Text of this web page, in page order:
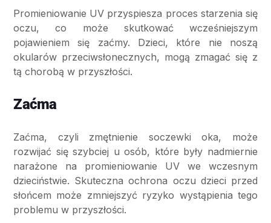
Promieniowanie UV przyspiesza proces starzenia się
oczu, co może skutkować wcześniejszym
pojawieniem się zaćmy. Dzieci, które nie noszą
okularów przeciwsłonecznych, mogą zmagać się z
tą chorobą w przyszłości.
Zaćma
Zaćma, czyli zmętnienie soczewki oka, może
rozwijać się szybciej u osób, które były nadmiernie
narażone na promieniowanie UV we wczesnym
dzieciństwie. Skuteczna ochrona oczu dzieci przed
słońcem może zmniejszyć ryzyko wystąpienia tego
problemu w przyszłości.